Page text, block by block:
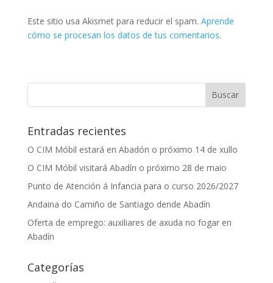
Este sitio usa Akismet para reducir el spam. Aprende
cómo se procesan los datos de tus comentarios.
Entradas recientes
O CIM Móbil estará en Abadón o próximo 14 de xullo
O CIM Móbil visitará Abadín o próximo 28 de maio
Punto de Atención á Infancia para o curso 2026/2027
Andaina do Camiño de Santiago dende Abadín
Oferta de emprego: auxiliares de axuda no fogar en
Abadín
Categorías